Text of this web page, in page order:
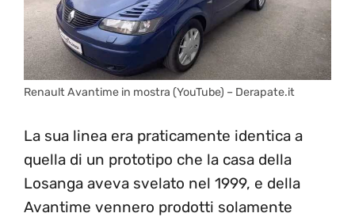
Renault Avantime in mostra (YouTube) – Derapate.it
La sua linea era praticamente identica a
quella di un prototipo che la casa della
Losanga aveva svelato nel 1999, e della
Avantime vennero prodotti solamente